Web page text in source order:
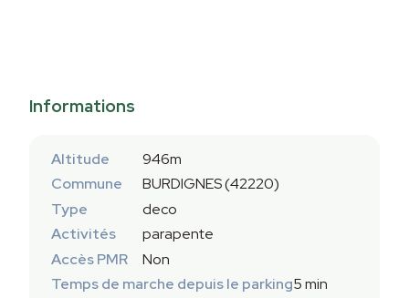
Informations
Altitude
946m
Commune
BURDIGNES (42220)
Type
deco
Activités
parapente
Accès PMR
Non
Temps de marche depuis le parking5 min